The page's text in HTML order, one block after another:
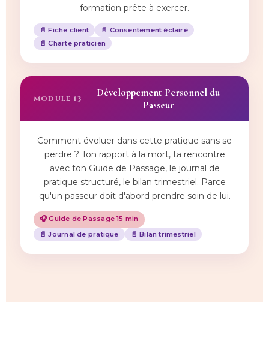
formation prête à exercer.
📄 Fiche client
📄 Consentement éclairé
📄 Charte praticien
MODULE 13
Développement Personnel du
Passeur
Comment évoluer dans cette pratique sans se
perdre ? Ton rapport à la mort, ta rencontre
avec ton Guide de Passage, le journal de
pratique structuré, le bilan trimestriel. Parce
qu'un passeur doit d'abord prendre soin de lui.
🎧 Guide de Passage 15 min
📄 Journal de pratique
📄 Bilan trimestriel